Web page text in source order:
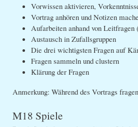
Vorwissen aktivieren,
Vortrag anhören und Notizen
Aufarbeiten anhand von
Austausch in Zufallsgruppen
Die drei wichtigsten Fragen auf
Fragen sammeln und clustern
Klärung der Fragen
Anmerkung: Während des Vortrags
M18 Spiele